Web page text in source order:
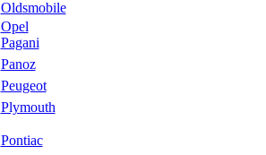
Oldsmobile
Opel
Pagani
Panoz
Peugeot
Plymouth
Pontiac